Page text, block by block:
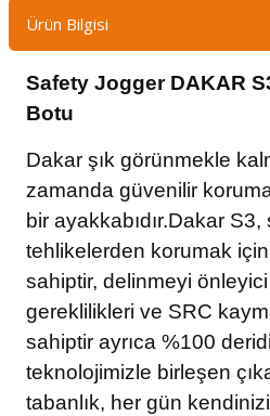
Ürün Bilgisi
Safety Jogger DAKAR
Botu
Dakar şık görünmekle
zamanda güvenilir
bir ayakkabıdır.Dakar
tehlikelerden korumak
sahiptir, delinmeyi
gereklilikleri ve SRC
sahiptir ayrıca %100
teknolojimizle birleşen
tabanlık, her gün